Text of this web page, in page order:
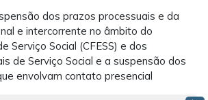
dos prazos processuais e da
e intercorrente no âmbito do
Serviço Social (CFESS) e dos
de Serviço Social e a suspensão dos
envolvam contato presencial